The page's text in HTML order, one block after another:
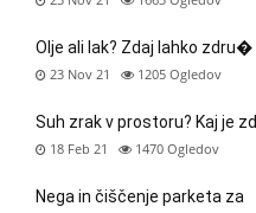
Olje ali lak? Zdaj lahko zdru�
23 Nov 21 1205 Ogledov
Suh zrak v prostoru? Kaj je zd
18 Feb 21 1470 Ogledov
Nega in čiščenje parketa za